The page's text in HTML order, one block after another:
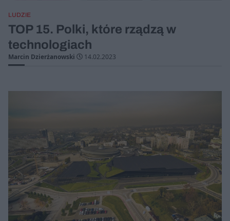
LUDZIE
TOP 15. Polki, które rządzą w
technologiach
Marcin Dzierżanowski 14.02.2023